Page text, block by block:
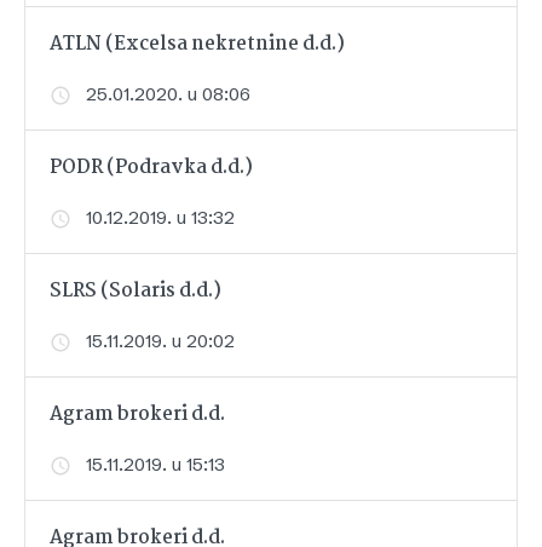
ATLN (Excelsa nekretnine d.d.)
25.01.2020. u 08:06
PODR (Podravka d.d.)
10.12.2019. u 13:32
SLRS (Solaris d.d.)
15.11.2019. u 20:02
Agram brokeri d.d.
15.11.2019. u 15:13
Agram brokeri d.d.